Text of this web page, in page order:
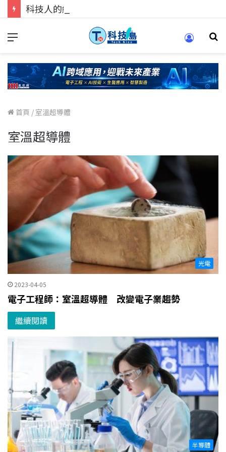
首頁 / 室溫超導體
室溫超導體
光電
2023-04-05
電子工程師：室溫超導體 改變電子業趨勢
繼續閱讀
半導體